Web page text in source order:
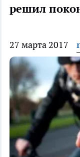
решил
27 марта 2017